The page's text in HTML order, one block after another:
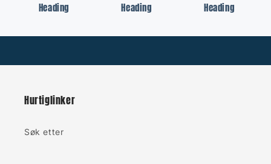
Heading Heading Heading
Hurtiglinker
Søk etter